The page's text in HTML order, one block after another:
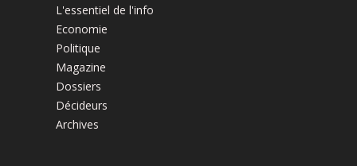
L'essentiel de l'info
Economie
Politique
Magazine
Dossiers
Décideurs
Archives